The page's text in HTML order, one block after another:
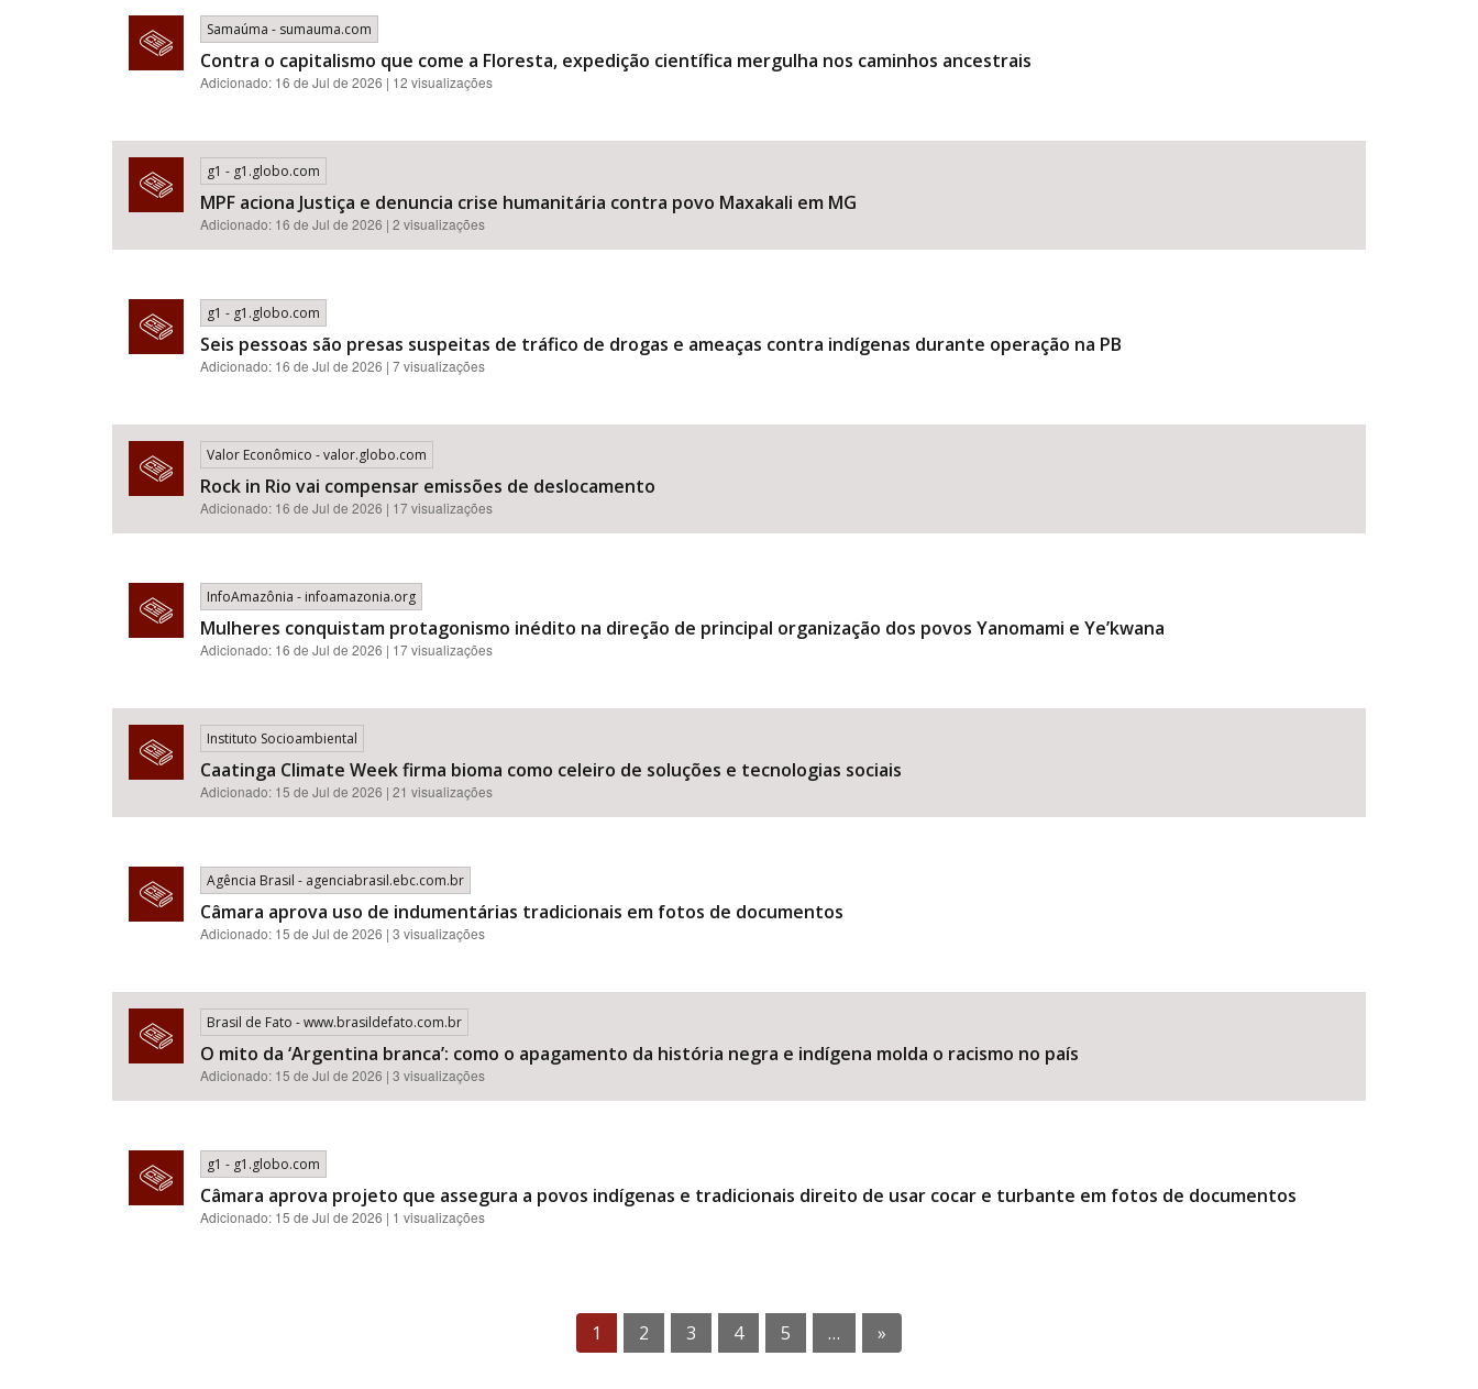
Samaúma - sumauma.com
Contra o capitalismo que come a Floresta, expedição científica mergulha nos caminhos ancestrais
Adicionado: 16 de Jul de 2026 | 12 visualizações
g1 - g1.globo.com
MPF aciona Justiça e denuncia crise humanitária contra povo Maxakali em MG
Adicionado: 16 de Jul de 2026 | 2 visualizações
g1 - g1.globo.com
Seis pessoas são presas suspeitas de tráfico de drogas e ameaças contra indígenas durante operação na PB
Adicionado: 16 de Jul de 2026 | 7 visualizações
Valor Econômico - valor.globo.com
Rock in Rio vai compensar emissões de deslocamento
Adicionado: 16 de Jul de 2026 | 17 visualizações
InfoAmazônia - infoamazonia.org
Mulheres conquistam protagonismo inédito na direção de principal organização dos povos Yanomami e Ye’kwana
Adicionado: 16 de Jul de 2026 | 17 visualizações
Instituto Socioambiental
Caatinga Climate Week firma bioma como celeiro de soluções e tecnologias sociais
Adicionado: 15 de Jul de 2026 | 21 visualizações
Agência Brasil - agenciabrasil.ebc.com.br
Câmara aprova uso de indumentárias tradicionais em fotos de documentos
Adicionado: 15 de Jul de 2026 | 3 visualizações
Brasil de Fato - www.brasildefato.com.br
O mito da ‘Argentina branca’: como o apagamento da história negra e indígena molda o racismo no país
Adicionado: 15 de Jul de 2026 | 3 visualizações
g1 - g1.globo.com
Câmara aprova projeto que assegura a povos indígenas e tradicionais direito de usar cocar e turbante em fotos de documentos
Adicionado: 15 de Jul de 2026 | 1 visualizações
1 2 3 4 5 … »